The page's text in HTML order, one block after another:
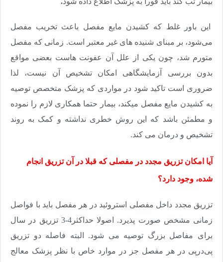
این باور غلط که کشیدن مایع مفصل باعث تخریب مفصل
می‌شود، بر مبنای شنیده های غیر معتبر است. زمانی که مفصل
متورم شد، چون یکی از علل آن عفونت هاست بعضی مواقع
بدون بررسی آزمایشگاهی امکان تشخیص آن نیست، لذا
ضروری است تاکید شود در مواردی که پزشک متخصص توصیه
به کشیدن مایع مفصل می­کند، بیمار حتما همکاری لازم را نموده
و مطمئن باشد که این روش خطری نداشته و کمک به روند
تشخیص و درمان می کند.
آیا امکان تزریق مجدد در مفصلی که قبلا در آن تزریق انجام
شده، وجود دارد؟
تزریق مجدد داخل مفصلی استروئید در هر مفصل باید با فواصل
زمانی مشخص صورت پذیرد. اصولا حداکثر4-3 تزریق در سال
برای مفاصل بزرگ توصیه می شود. البته فاصله دو تزریق
پی‌درپی در هر مفصل جز در موارد خاص با نظر پزشک معالج